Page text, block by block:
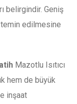
belirgindir. Geniş
temin edilmesine
Mazotlu Isıtıcı
hem de büyük
inşaat